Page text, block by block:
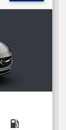
local_gas_station